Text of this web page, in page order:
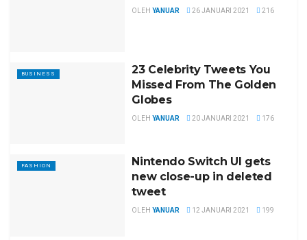
OLEH YANUAR 26 JANUARI 2021 216
BUSINESS
23 Celebrity Tweets You
Missed From The Golden
Globes
OLEH YANUAR 20 JANUARI 2021 176
FASHION
Nintendo Switch UI gets
new close-up in deleted
tweet
OLEH YANUAR 12 JANUARI 2021 199